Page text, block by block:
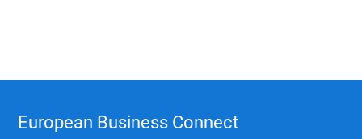
European Business Connect